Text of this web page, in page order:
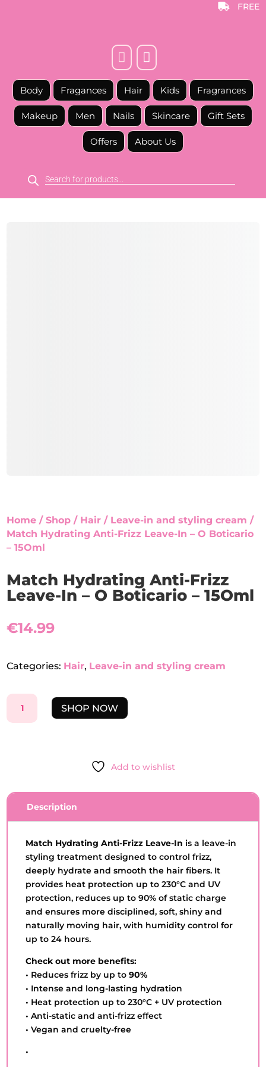
 FREE
 
Body Fragances Hair Kids Fragrances
Makeup Men Nails Skincare Gift Sets
Offers About Us
search
Home /Shop / Hair / Leave-in and styling cream /
Match Hydrating Anti-Frizz Leave-In – O Boticario
– 15Oml
Match Hydrating Anti-Frizz
Leave-In – O Boticario – 15Oml
€14.99
Categories: Hair, Leave-in and styling cream
MATCH
HYDRATING
O
BOTICARIO
-
SHOP NOW
Add to wishlist
Description
Match Hydrating Anti-Frizz Leave-In is a leave-in
styling treatment designed to control frizz,
deeply hydrate and smooth the hair fibers. It
provides heat protection up to 230°C and UV
protection, reduces up to 90% of static charge
and ensures more disciplined, soft, shiny and
naturally moving hair, with humidity control for
up to 24 hours.
Check out more benefits:
• Reduces frizz by up to90%
• Intense and long-lasting hydration
• Heat protection up to 230°C + UV protection
• Anti-static and anti-frizz effect
• Vegan and cruelty-free
•